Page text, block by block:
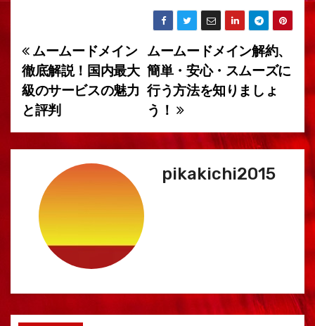
投
稿
ナ
ビ
ー
シ
ン
ムームードメイン解約、
簡単・安心・スムーズに
行う方法を知りましょ
う！
ムームードメイン
徹底解説！国内最大
級のサービスの魅力
と評判
pikakichi2015